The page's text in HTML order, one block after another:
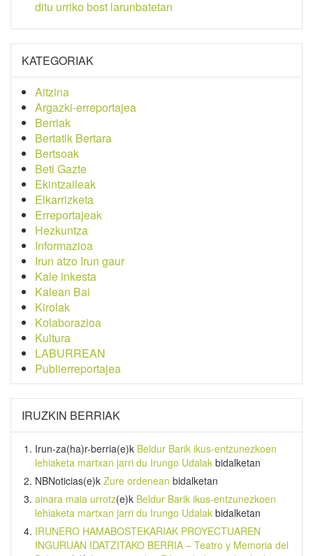
ditu urriko bost larunbatetan
KATEGORIAK
Aitzina
Argazki-erreportajea
Berriak
Bertatik Bertara
Bertsoak
Beti Gazte
Ekintzaileak
Elkarrizketa
Erreportajeak
Hezkuntza
Informazioa
Irun atzo Irun gaur
Kale inkesta
Kalean Bai
Kirolak
Kolaborazioa
Kultura
LABURREAN
Publierreportajea
IRUZKIN BERRIAK
Irun-za(ha)r-berria(e)k Beldur Barik ikus-entzunezkoen
lehiaketa martxan jarri du Irungo Udalak bidalketan
NBNoticias(e)k Zure ordenean bidalketan
ainara maia urrotz(e)k Beldur Barik ikus-entzunezkoen
lehiaketa martxan jarri du Irungo Udalak bidalketan
IRUNERO HAMABOSTEKARIAK PROYECTUAREN
INGURUAN IDATZITAKO BERRIA – Teatro y Memoria del